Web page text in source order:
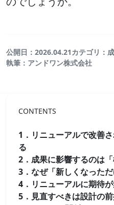
公開日：2026.04.21カテゴリ：
執筆：アンドワン株式会社
CONTENTS
1．リニューアルで改善
る
2．成果に影響するのは
3．なぜ「新しくなった
4．リニューアルに期待
5．見直すべきは設計の